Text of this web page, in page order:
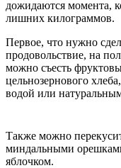
дожидаются момента,
лишних килограммов.
Первое, что нужно
продовольствие, на
можно съесть
цельнозернового
водой или
Также можно
миндальными
яблочком.